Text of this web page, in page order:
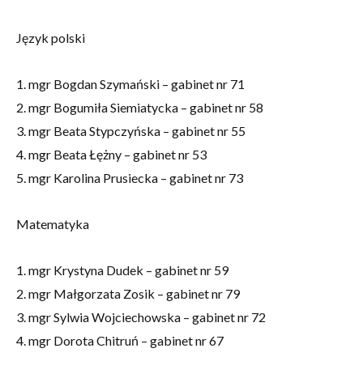
Język polski
1. mgr Bogdan Szymański – gabinet nr 71
2. mgr Bogumiła Siemiatycka – gabinet nr 58
3. mgr Beata Stypczyńska – gabinet nr 55
4. mgr Beata Łężny – gabinet nr 53
5. mgr Karolina Prusiecka – gabinet nr 73
Matematyka
1. mgr Krystyna Dudek – gabinet nr 59
2. mgr Małgorzata Zosik – gabinet nr 79
3. mgr Sylwia Wojciechowska – gabinet nr 72
4. mgr Dorota Chitruń – gabinet nr 67